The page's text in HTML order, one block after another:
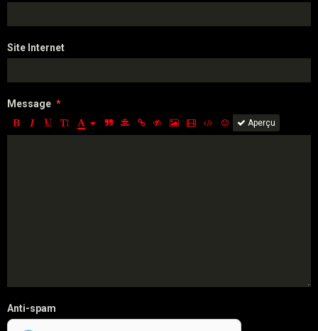
Site Internet
Message
Aperçu
Anti-spam